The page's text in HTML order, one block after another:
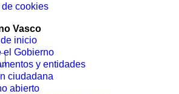
de cookies
Vasco
inicio
el Gobierno
y entidades
ciudadana
abierto